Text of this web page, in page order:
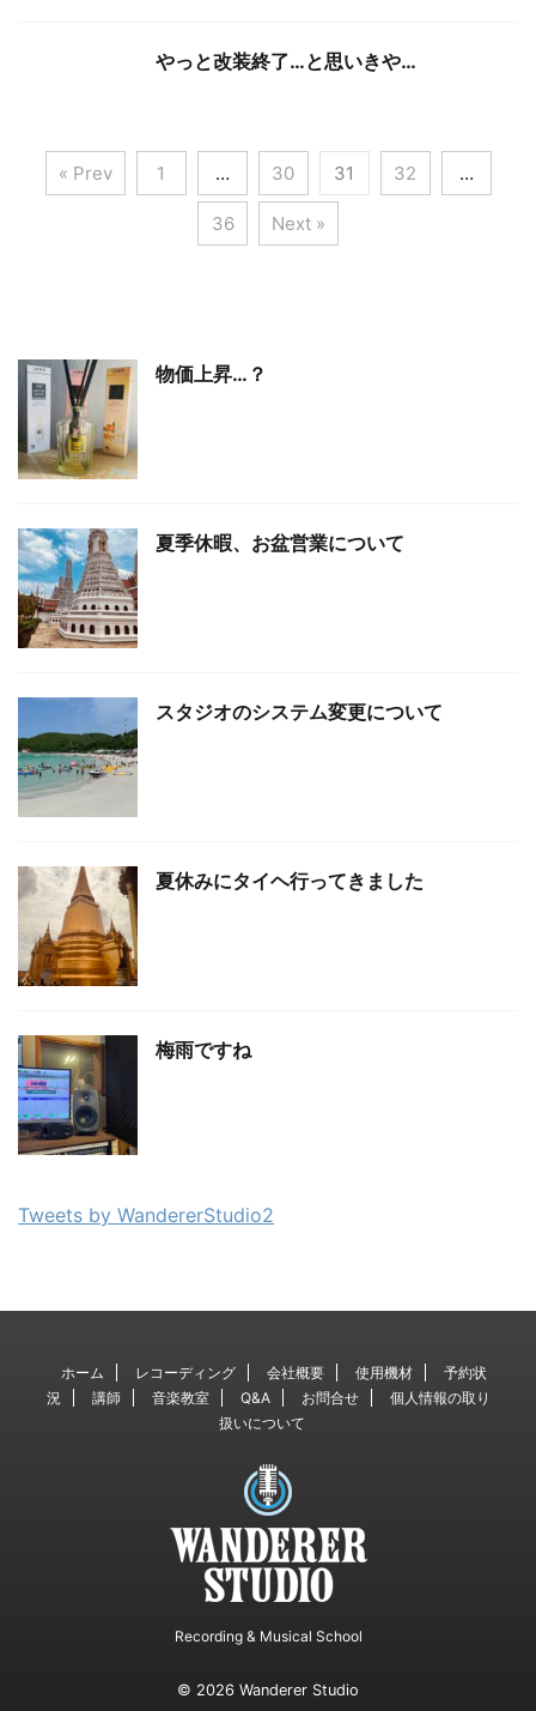
やっと改装終了…と思いきや…
« Prev 1 … 30 31 32 …
36 Next »
物価上昇…？
夏季休暇、お盆営業について
スタジオのシステム変更について
夏休みにタイヘ行ってきました
梅雨ですね
Tweets by WandererStudio2
ホーム レコーディング 会社概要 使用機材
予約状
況
講師 音楽教室 Q&A お問合せ
個人情報の取り
扱いについて
Recording & Musical School
© 2026 Wanderer Studio